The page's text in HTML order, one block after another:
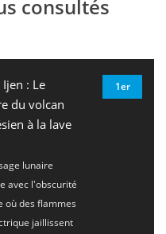
consultés
Ijen : Le
du volcan
à la lave
lunaire
avec l'obscurité
où des flammes
jaillissent
1er